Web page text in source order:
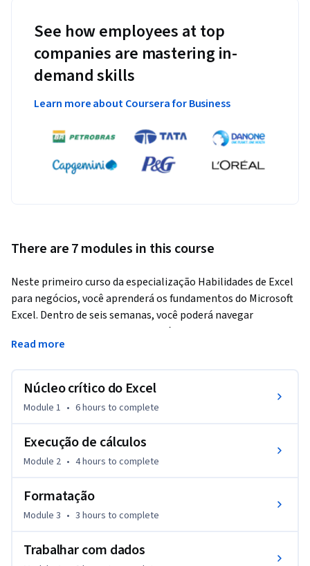
See how employees at top
companies are mastering in-
demand skills
Learn more about Coursera for Business
There are 7 modules in this course
Neste primeiro curso da especialização Habilidades de Excel
para negócios, você aprenderá os fundamentos do Microsoft
Excel. Dentro de seis semanas, você poderá navegar
habilmente pela interface de usuário do Excel, realizar
cálculos básicos com fórmulas e funções, formatar planilhas
gráficos e tabelas.
Se você é autodidata e quer preencher as lacunas para
Excel antes, este curso irá prepará-lo com uma base sólida
para se tornar um usuário confiante e desenvolver
habilidades mais avançadas em cursos posteriores.
Nós reunimos uma ótima equipe de ensino que estará com
você em cada etapa do caminho. Uma ampla gama de testes
para desenvolver seu conjunto de habilidades. Trabalhe em
Read more
Núcleo crítico do Excel
Module 1 • 6 hours to complete
Execução de cálculos
Module 2 • 4 hours to complete
Formatação
Module 3 • 3 hours to complete
Trabalhar com dados